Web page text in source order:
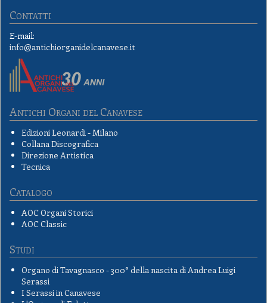
Contatti
E-mail:
info@antichiorganidelcanavese.it
Antichi Organi del Canavese
Edizioni Leonardi - Milano
Collana Discografica
Direzione Artistica
Tecnica
Catalogo
AOC Organi Storici
AOC Classic
Studi
Organo di Tavagnasco - 300° della nascita di Andrea Luigi
Serassi
I Serassi in Canavese